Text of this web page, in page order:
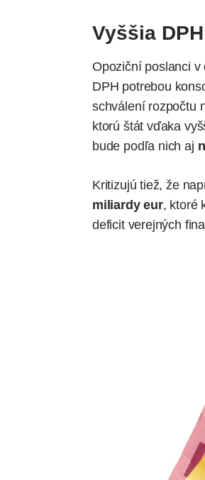
Vyššia
Opoziční poslanci
DPH potrebou
schválení rozpočtu
ktorú štát vďaka
bude podľa nich aj
Kritizujú tiež, že
miliardy eur, ktoré
deficit verejných